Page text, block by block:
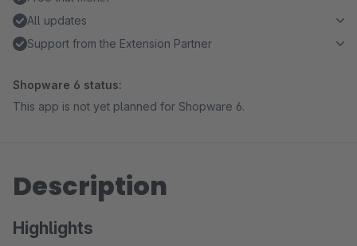
All updates
Support from the Extension Partner
Shopware 6 status:
This app is not yet planned for Shopware 6.
Description
Highlights